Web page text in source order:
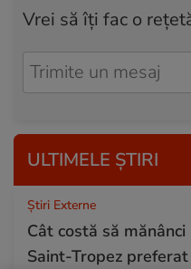
Vrei să îți fac o
ULTIMELE ȘTIRI
Știri Externe
Cât costă să
Saint-Tropez